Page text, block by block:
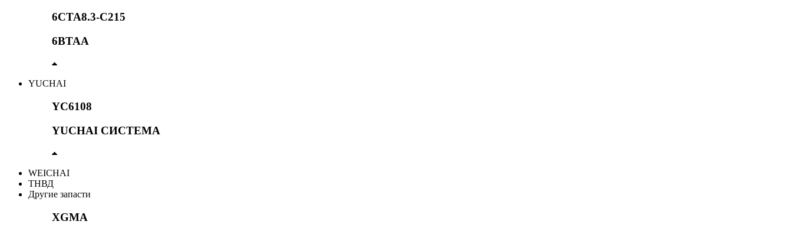
6CTA8.3-C215
6BTAA
YUCHAI
YC6108
YUCHAI СИСТЕМА
WEICHAI
ТНВД
Другие запасти
XGMA